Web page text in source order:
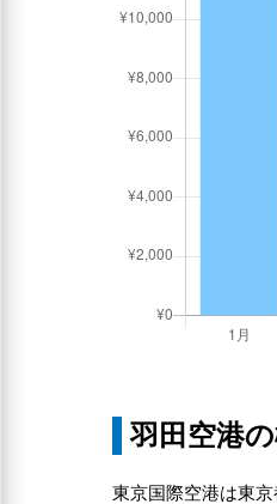
羽田空港
東京国際空港は東